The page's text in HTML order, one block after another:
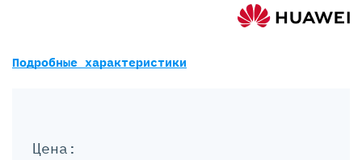
Цена:
Подробные характеристики